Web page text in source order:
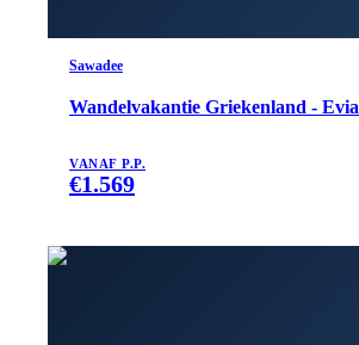
Sawadee
Wandelvakantie Griekenland - Evia
VANAF P.P.
€1.569